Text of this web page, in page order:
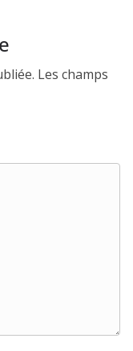
Les champs